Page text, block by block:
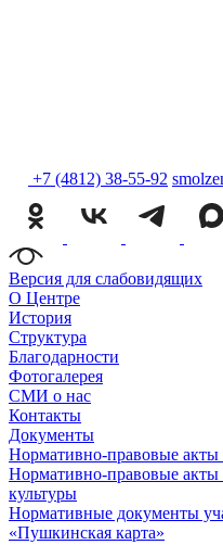
+7 (4812) 38-55-92
Версия для слабовидящих
О Центре
История
Структура
Благодарности
Фотогалерея
СМИ о нас
Контакты
Документы
Нормативно-правовые акты
Нормативно-правовые акты
культуры
Нормативные документы
«Пушкинская карта»